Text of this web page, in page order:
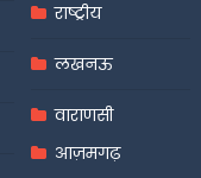
राष्ट्रीय
लखनऊ
वाराणसी
आज़मगढ़